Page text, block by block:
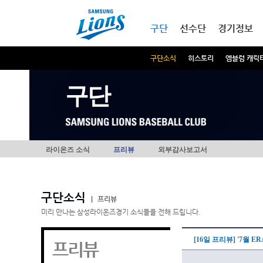
구단
구단소식 히스토리 엠블럼 캐릭
선수단 경기정보
구단
라이온즈 소식 프리뷰 외부감사보고서
구단소식
프리뷰
미리 만나는 삼성라이온즈경기 소식들을 전해 드립니다.
프리뷰 [16일 프리뷰] '7월